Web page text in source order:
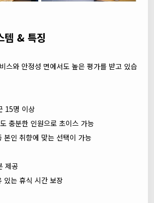
템 & 특징
스와 안정성 면에서도 높은 평가를 받고 있습
15명 이상
충분한 인원으로 초이스 가능
인 취향에 맞는 선택이 가능
제공
는 휴식 시간 보장